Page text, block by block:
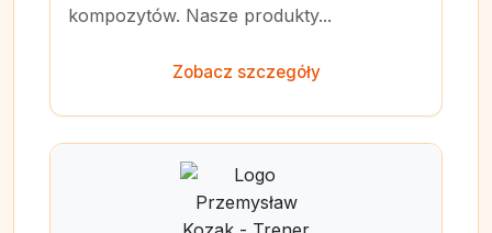
kompozytów. Nasze produkty...
Zobacz szczegóły